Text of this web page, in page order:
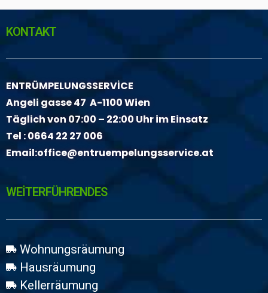
KONTAKT
ENTRÜMPELUNGSSERVİCE
Angeli gasse 47 A-1100 Wien
Täglich von 07:00 – 22:00 Uhr im Einsatz
Tel :0664 22 27 006
Email:office@entruempelungsservice.at
WEİTERFÜHRENDES
Wohnungsräumung
Hausräumung
Kellerräumung